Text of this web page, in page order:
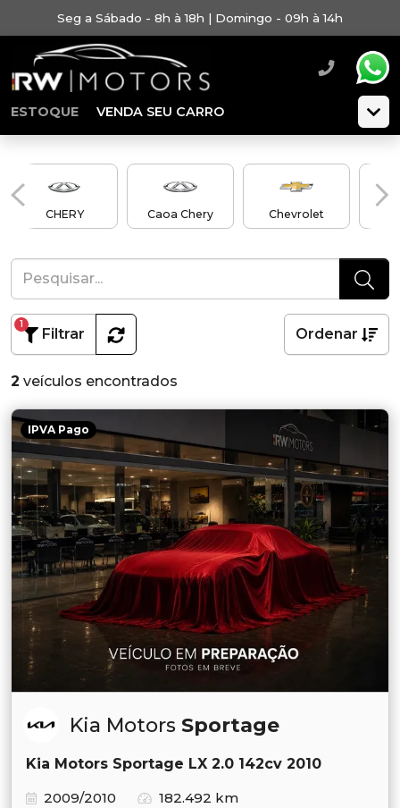
Seg a Sábado - 8h à 18h | Domingo - 09h à 14h
ESTOQUE VENDA SEU CARRO
CHERY Caoa Chery Chevrolet
Filtrar
1
Ordenar
2 veículos encontrados
IPVA Pago
Kia Motors Sportage
Kia Motors Sportage LX 2.0 142cv 2010
2009/2010
182.492 km